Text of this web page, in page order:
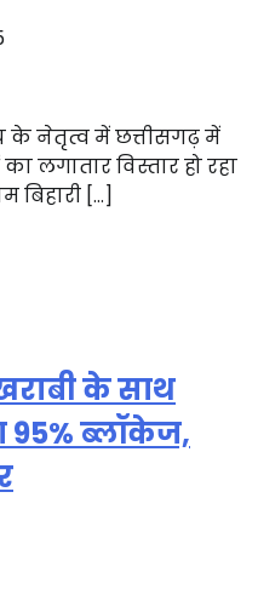
के नेतृत्व में छत्तीसगढ़ में
लगातार विस्तार हो रहा
बिहारी […]
के साथ
95% ब्लॉकेज,